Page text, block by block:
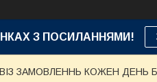
З ПОСИЛАННЯМИ!
ЗАМОВЛЕННЬ КОЖЕН ДЕНЬ